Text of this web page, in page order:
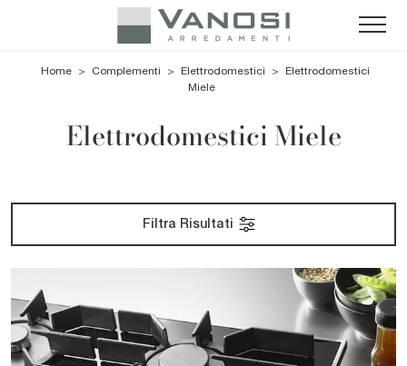
Home > Complementi > Elettrodomestici > Elettrodomestici
Miele
Elettrodomestici Miele
Filtra Risultati